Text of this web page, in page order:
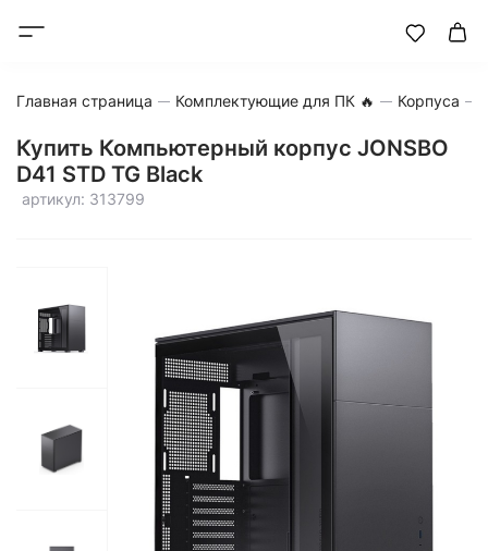
Главная страница Комплектующие для ПК 🔥 Корпуса
Купить Компьютерный корпус JONSBO
D41 STD TG Black
артикул: 313799